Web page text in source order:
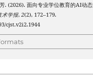
. (2026). 面向专业学位教育的AI动
术学报, 2(2), 172–179.
cjst.v2i2.1944